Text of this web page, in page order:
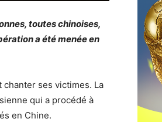
toutes chinoises,
a été menée en
ses victimes. La
qui a procédé à
en Chine.